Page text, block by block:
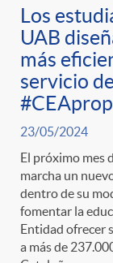
Los
UAB
más
servicio
23/05/2024
El próximo mes
marcha un
dentro de su
fomentar la
Entidad ofrecer
a más de